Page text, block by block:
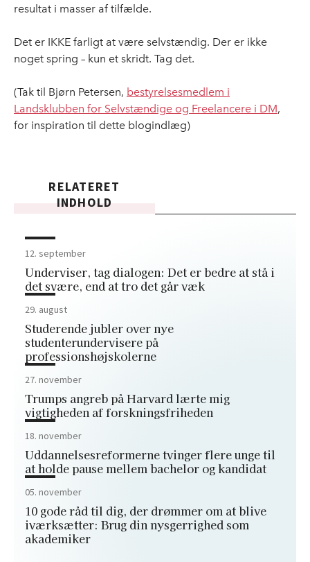
resultat i masser af tilfælde.
Det er IKKE farligt at være selvstændig. Der er ikke
noget spring – kun et skridt. Tag det.
(Tak til Bjørn Petersen, bestyrelsesmedlem i
Landsklubben for Selvstændige og Freelancere i DM,
for inspiration til dette blogindlæg)
RELATERET
INDHOLD
12. september
Underviser, tag dialogen: Det er bedre at stå i
det svære, end at tro det går væk
29. august
Studerende jubler over nye
studenterundervisere på
professionshøjskolerne
27. november
Trumps angreb på Harvard lærte mig
vigtigheden af forskningsfriheden
18. november
Uddannelsesreformerne tvinger flere unge til
at holde pause mellem bachelor og kandidat
05. november
10 gode råd til dig, der drømmer om at blive
iværksætter: Brug din nysgerrighed som
akademiker